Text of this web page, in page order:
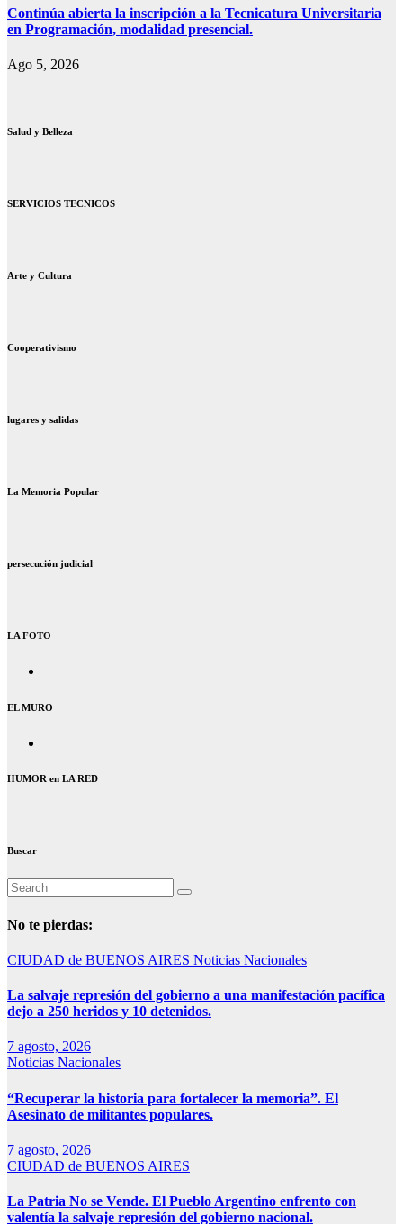
Continúa abierta la inscripción a la Tecnicatura Universitaria
en Programación, modalidad presencial.
Ago 5, 2026
Salud y Belleza
SERVICIOS TECNICOS
Arte y Cultura
Cooperativismo
lugares y salidas
La Memoria Popular
persecución judicial
LA FOTO
EL MURO
HUMOR en LA RED
Buscar
No te pierdas:
CIUDAD de BUENOS AIRES Noticias Nacionales
La salvaje represión del gobierno a una manifestación pacífica
dejo a 250 heridos y 10 detenidos.
7 agosto, 2026
Noticias Nacionales
“Recuperar la historia para fortalecer la memoria”. El
Asesinato de militantes populares.
7 agosto, 2026
CIUDAD de BUENOS AIRES
La Patria No se Vende. El Pueblo Argentino enfrento con
valentía la salvaje represión del gobierno nacional.